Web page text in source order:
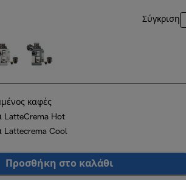
Σύγκριση
καφές
LatteCrema Hot
Lattecrema Cool
Προσθήκη στο καλάθι